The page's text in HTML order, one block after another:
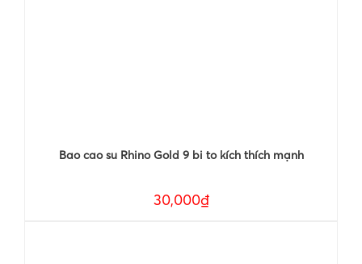
Bao cao su Rhino Gold 9 bi to kích thích mạnh
30,000₫